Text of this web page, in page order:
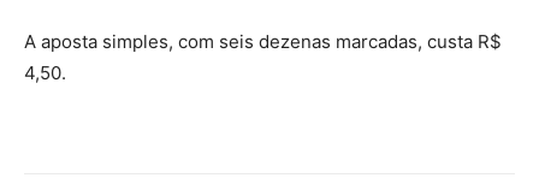
A aposta simples, com seis dezenas marcadas, custa R$
4,50.